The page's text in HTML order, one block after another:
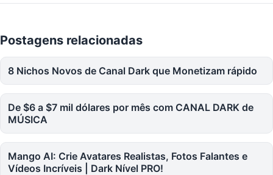
Postagens relacionadas
8 Nichos Novos de Canal Dark que Monetizam rápido
De $6 a $7 mil dólares por mês com CANAL DARK de
MÚSICA
Mango AI: Crie Avatares Realistas, Fotos Falantes e
Vídeos Incríveis | Dark Nível PRO!